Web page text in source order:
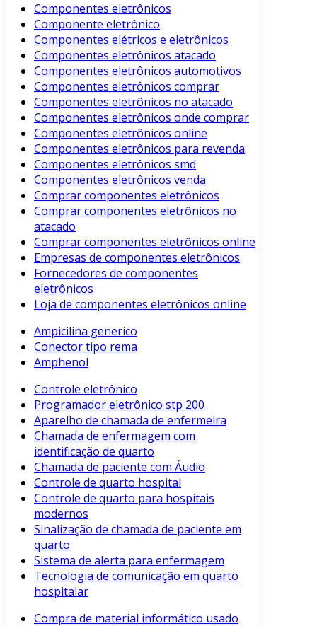
Componentes eletrônicos
Componente eletrônico
Componentes elétricos e eletrônicos
Componentes eletrônicos atacado
Componentes eletrônicos automotivos
Componentes eletrônicos comprar
Componentes eletrônicos no atacado
Componentes eletrônicos onde comprar
Componentes eletrônicos online
Componentes eletrônicos para revenda
Componentes eletrônicos smd
Componentes eletrônicos venda
Comprar componentes eletrônicos
Comprar componentes eletrônicos no
atacado
Comprar componentes eletrônicos online
Empresas de componentes eletrônicos
Fornecedores de componentes
eletrônicos
Loja de componentes eletrônicos online
Ampicilina generico
Conector tipo rema
Amphenol
Controle eletrônico
Programador eletrônico stp 200
Aparelho de chamada de enfermeira
Chamada de enfermagem com
identificação de quarto
Chamada de paciente com Áudio
Controle de quarto hospital
Controle de quarto para hospitais
modernos
Sinalização de chamada de paciente em
quarto
Sistema de alerta para enfermagem
Tecnologia de comunicação em quarto
hospitalar
Compra de material informático usado